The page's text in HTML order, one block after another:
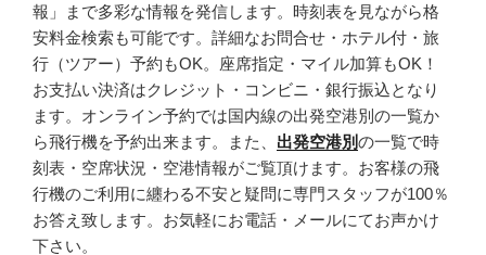
報」まで多彩な情報を発信します。時刻表を見ながら格
安料金検索も可能です。詳細なお問合せ・ホテル付・旅
行（ツアー）予約もOK。座席指定・マイル加算もOK！
お支払い決済はクレジット・コンビニ・銀行振込となり
ます。オンライン予約では国内線の出発空港別の一覧か
ら飛行機を予約出来ます。また、 出発空港別の一覧で時
刻表・空席状況・空港情報がご覧頂けます。お客様の飛
行機のご利用に纏わる不安と疑問に専門スタッフが100％
お答え致します。お気軽にお電話・メールにてお声かけ
下さい。